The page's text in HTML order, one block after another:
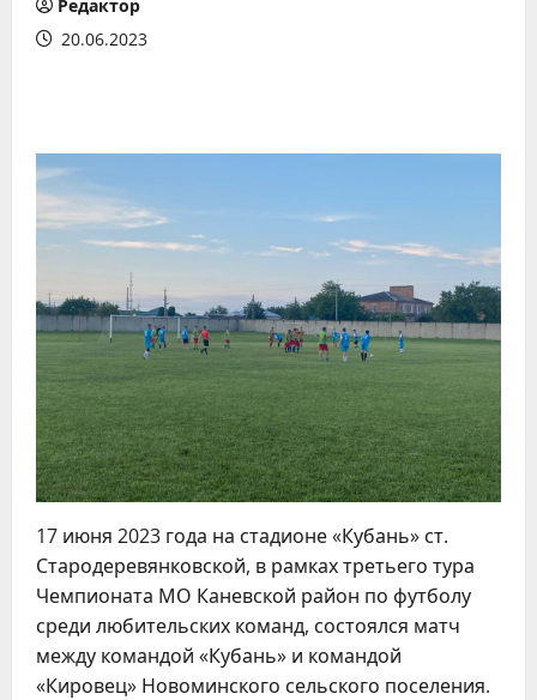
Редактор
20.06.2023
17 июня 2023 года на стадионе «Кубань» ст.
Стародеревянковской, в рамках третьего тура
Чемпионата МО Каневской район по футболу
среди любительских команд, состоялся матч
между командой «Кубань» и командой
«Кировец» Новоминского сельского поселения.